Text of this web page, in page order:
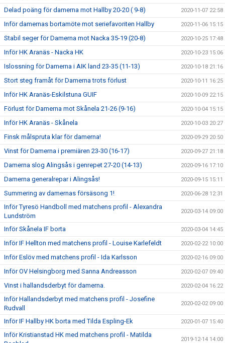
Delad poäng för damerna mot Hallby 20-20 ( 9-8) 2020-11-07 22:58
Inför damernas bortamöte mot seriefavoriten Hallby 2020-11-06 15:15
Stabil seger för Damerna mot Nacka 35-19 (20-8) 2020-10-25 17:48
Inför HK Aranäs - Nacka HK 2020-10-23 15:06
Islossning för Damerna i AIK land 23-35 (11-13) 2020-10-18 21:16
Stort steg framåt för Damerna trots förlust 2020-10-11 16:25
Inför HK Aranäs-Eskilstuna GUIF 2020-10-09 22:15
Förlust för Damerna mot Skånela 21-26 (9-16) 2020-10-04 15:15
Inför HK Aranäs - Skånela 2020-10-03 20:27
Finsk målspruta klar för damerna! 2020-09-29 20:50
Vinst för Damerna i premiären 23-30 (16-17) 2020-09-27 21:18
Damerna slog Alingsås i genrepet 27-20 (14-13) 2020-09-16 17:10
Damerna generalrepar i Alingsås! 2020-09-15 15:11
Summering av damernas försäsong 1! 2020-06-28 12:31
Inför Tyresö Handboll med matchens profil - Alexandra
Lundström
2020-03-14 09:00
Inför Skånela IF borta 2020-03-04 14:45
Inför IF Hellton med matchens profil - Louise Karlefeldt 2020-02-22 10:00
Inför Eslöv med matchens profil - Ida Karlsson 2020-02-16 09:00
Inför OV Helsingborg med Sanna Andreasson 2020-02-07 09:40
Vinst i hallandsderbyt för damerna. 2020-02-04 16:22
Inför Hallandsderbyt med matchens profil - Josefine
Rudvall
2020-02-02 09:00
Inför IF Hallby HK borta med Tilda Espling-Ek 2020-01-07 15:40
Inför Kristianstad HK med matchens profil - Matilda
2019-12-14 14:00